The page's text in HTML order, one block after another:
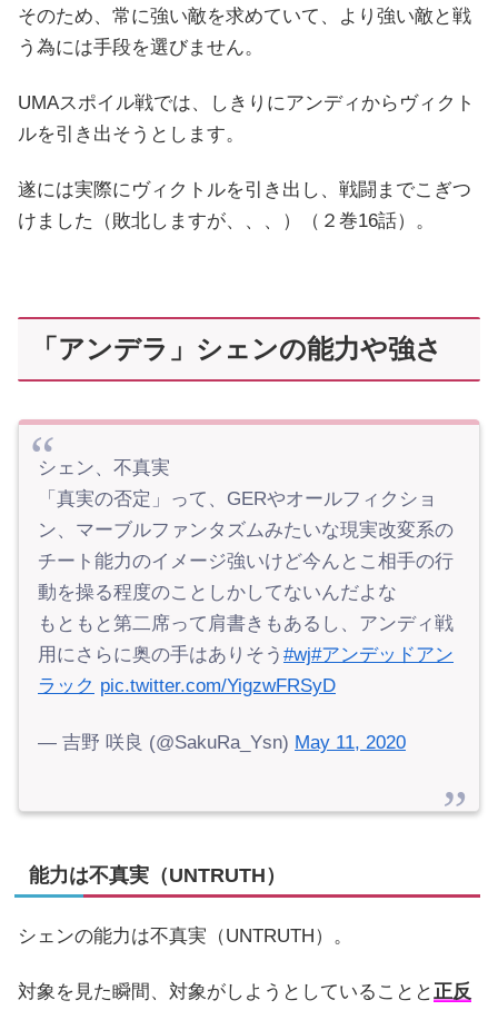
そのため、常に強い敵を求めていて、より強い敵と戦
う為には手段を選びません。
UMAスポイル戦では、しきりにアンディからヴィクト
ルを引き出そうとします。
遂には実際にヴィクトルを引き出し、戦闘までこぎつ
けました（敗北しますが、、、）（２巻16話）。
「アンデラ」シェンの能力や強さ
シェン、不真実
「真実の否定」って、GERやオールフィクショ
ン、マーブルファンタズムみたいな現実改変系の
チート能力のイメージ強いけど今んとこ相手の行
動を操る程度のことしかしてないんだよな
もともと第二席って肩書きもあるし、アンディ戦
用にさらに奥の手はありそう #wj#アンデッドアン
ラック pic.twitter.com/YigzwFRSyD
— 吉野 咲良 (@SakuRa_Ysn) May 11, 2020
能力は不真実（UNTRUTH）
シェンの能力は不真実（UNTRUTH）。
対象を見た瞬間、対象がしようとしていることと正反